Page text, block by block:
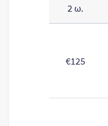
2 ω.
€125